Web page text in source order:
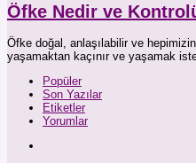
Öfke Nedir ve
Öfke doğal, anlaşılabilir ve
yaşamaktan kaçınır ve yaşamak
Popüler
Son Yazılar
Etiketler
Yorumlar